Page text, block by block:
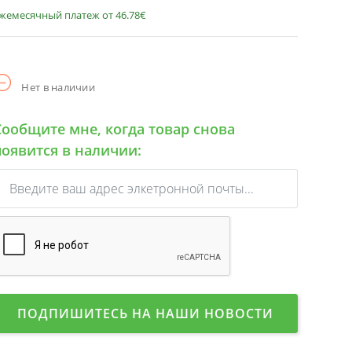
платеж от 46.78€
Нет в наличии
мне, когда товар снова
в наличии:
ПОДПИШИТЕСЬ НА НАШИ НОВОСТИ